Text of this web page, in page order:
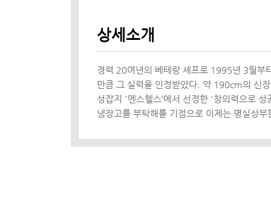
상세소개
경력 20여년의 베테랑 셰프로 1995년 3월부
만큼 그 실력을 인정받았다. 약 190cm의 신
성잡지 '멘스헬스‘에서 선정한 '창의력으로
냉장고를 부탁해를 기점으로 이제는 명실상